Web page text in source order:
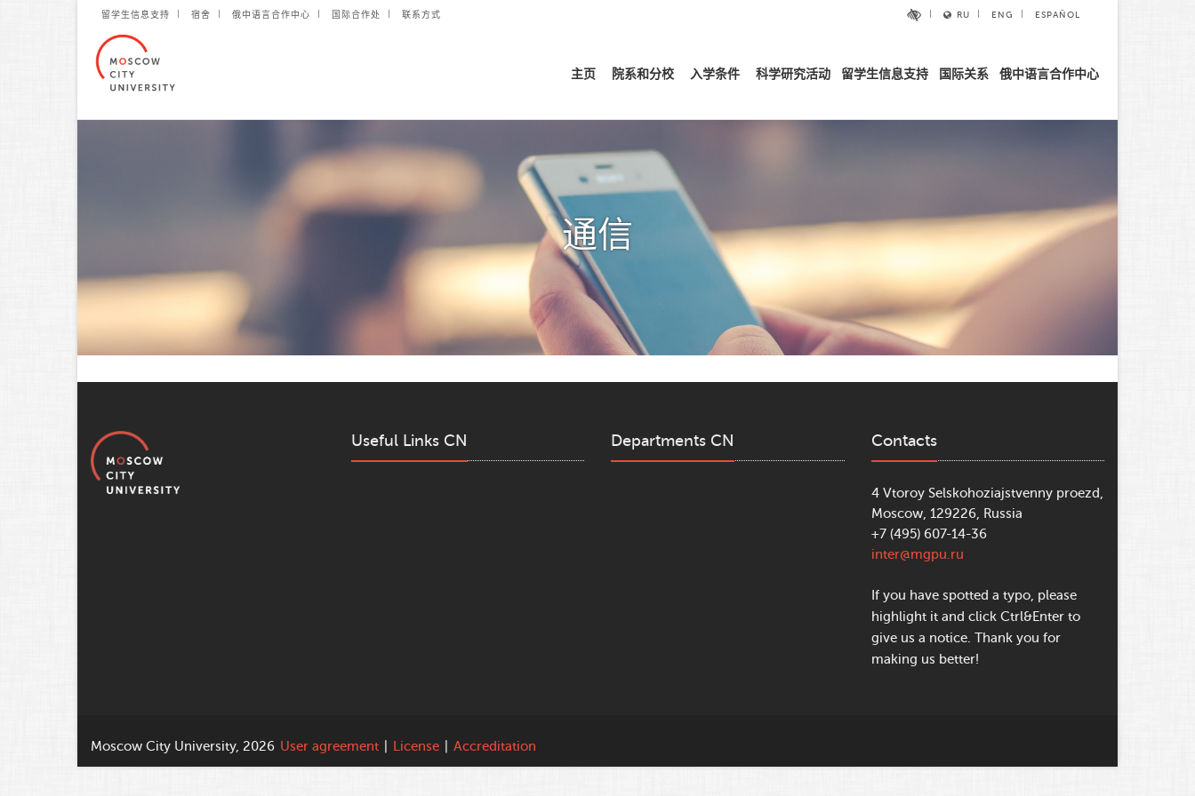
留学生信息支持 宿舍 俄中语言合作中心 国际合作处 联系方式 RU ENG ESPAÑOL
主页 院系和分校 入学条件 科学研究活动 留学生信息支持 国际关系 俄中语言合作中心
通信
Useful Links CN Departments CN Contacts
4 Vtoroy Selskohoziajstvenny proezd,
Moscow, 129226, Russia
+7 (495) 607-14-36
inter@mgpu.ru
If you have spotted a typo, please
highlight it and click Ctrl&Enter to
give us a notice. Thank you for
making us better!
Moscow City University, 2026 User agreement License Accreditation